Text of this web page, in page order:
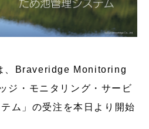
、Braveridge Monitoring
ジ・モニタリング・サービ
ム」の受注を本日より開始